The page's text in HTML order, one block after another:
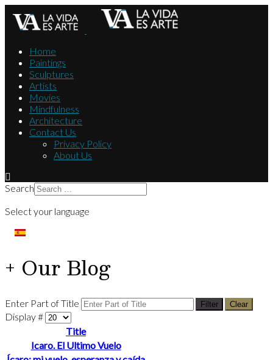
Home
Paintings
Sculptures
Artists
Movies
Mindfulness
Architecture
Contact Us
Privacy Policy
About Us
Search
Select your language
+ Our Blog
Enter Part of Title Filter Clear
Display #
Title
Icaro. El Ultimo Vuelo